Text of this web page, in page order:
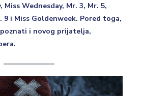
Miss Wednesday, Mr. 3, Mr. 5,
9 i Miss Goldenweek. Pored toga,
i novog prijatelja,